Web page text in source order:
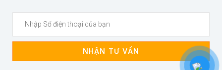
NHẬN TƯ VẤN